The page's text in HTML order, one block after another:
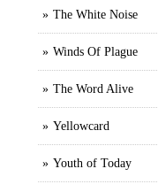
The White Noise
Winds Of Plague
The Word Alive
Yellowcard
Youth of Today